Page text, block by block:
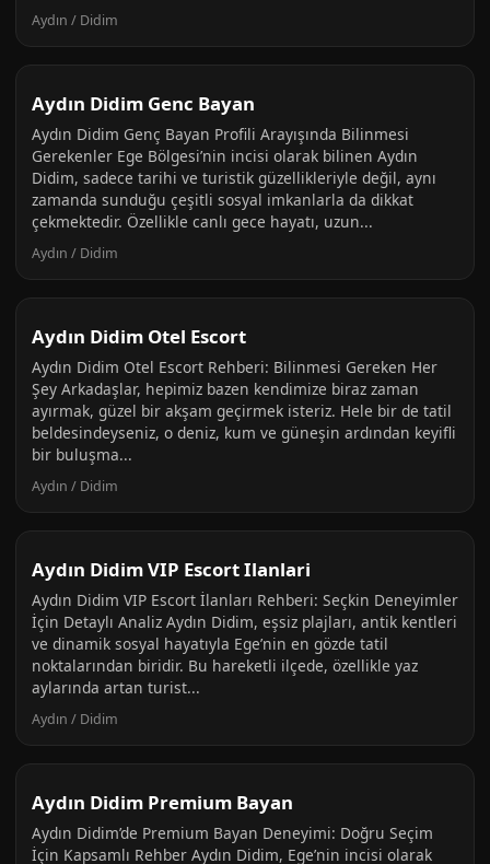
Aydın / Didim
Aydın Didim Genc Bayan
Aydın Didim Genç Bayan Profili Arayışında Bilinmesi
Gerekenler Ege Bölgesi’nin incisi olarak bilinen Aydın
Didim, sadece tarihi ve turistik güzellikleriyle değil, aynı
zamanda sunduğu çeşitli sosyal imkanlarla da dikkat
çekmektedir. Özellikle canlı gece hayatı, uzun...
Aydın / Didim
Aydın Didim Otel Escort
Aydın Didim Otel Escort Rehberi: Bilinmesi Gereken Her
Şey Arkadaşlar, hepimiz bazen kendimize biraz zaman
ayırmak, güzel bir akşam geçirmek isteriz. Hele bir de tatil
beldesindeyseniz, o deniz, kum ve güneşin ardından keyifli
bir buluşma...
Aydın / Didim
Aydın Didim VIP Escort Ilanlari
Aydın Didim VIP Escort İlanları Rehberi: Seçkin Deneyimler
İçin Detaylı Analiz Aydın Didim, eşsiz plajları, antik kentleri
ve dinamik sosyal hayatıyla Ege’nin en gözde tatil
noktalarından biridir. Bu hareketli ilçede, özellikle yaz
aylarında artan turist...
Aydın / Didim
Aydın Didim Premium Bayan
Aydın Didim’de Premium Bayan Deneyimi: Doğru Seçim
İçin Kapsamlı Rehber Aydın Didim, Ege’nin incisi olarak